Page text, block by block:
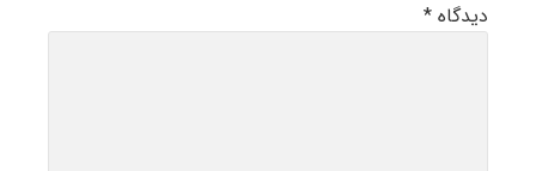
دیدگاه *